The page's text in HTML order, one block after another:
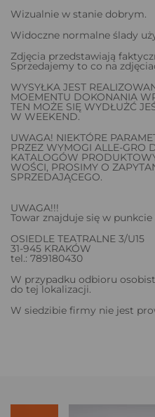
Wizualnie w stanie dobrym.
Widoczne normalne ślady
Zdjęcia przedstawiają
Sprzedajemy to co na
WYSYŁKA JEST
MOEMENTU DOKONANIA
TEN MOŻE SIĘ WYDŁUŻĆ
W WEEKEND.
UWAGA! NIEKTÓRE
PRZEZ WYMOGI ALLE-GRO
KATALOGÓW
WOŚCI, PROSIMY O
SPRZEDAJĄCEGO.
UWAGA!!!
Towar znajduje się w
OSIEDLE TEATRALNE 3/U15
31-945 KRAKÓW
tel.: 789180430
W przypadku odbioru
do tej lokalizacji.
W siedzibie firmy nie jest